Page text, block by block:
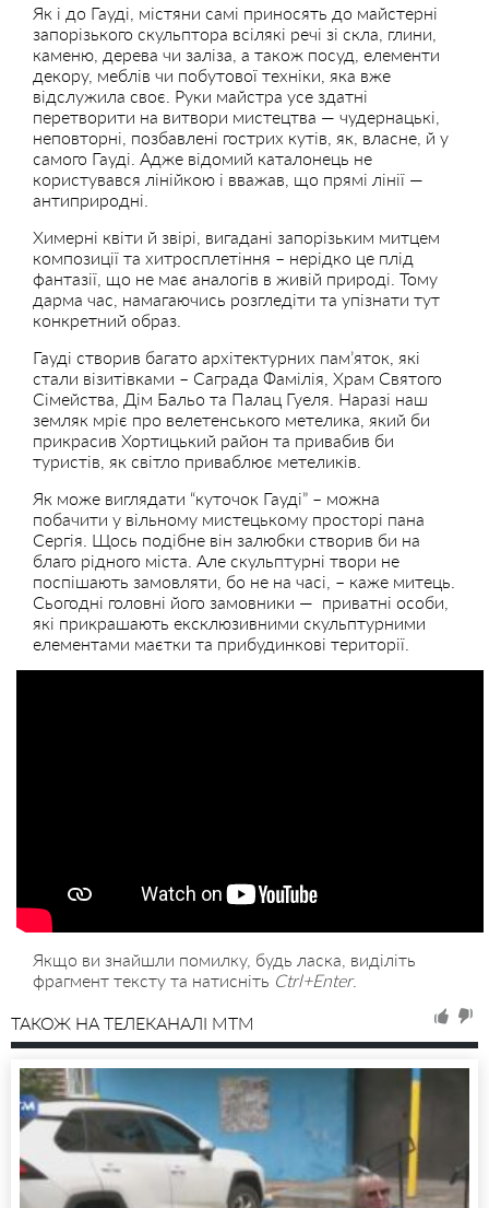
Як і до Гауді, містяни самі приносять до майстерні
запорізького скульптора всілякі речі зі скла, глини,
каменю, дерева чи заліза, а також посуд, елементи
декору, меблів чи побутової техніки, яка вже
відслужила своє. Руки майстра усе здатні
перетворити на витвори мистецтва — чудернацькі,
неповторні, позбавлені гострих кутів, як, власне, й у
самого Гауді. Адже відомий каталонець не
користувався лінійкою і вважав, що прямі лінії —
антиприродні.
Химерні квіти й звірі, вигадані запорізьким митцем
композиції та хитросплетіння – нерідко це плід
фантазії, що не має аналогів в живій природі. Тому
дарма час, намагаючись розгледіти та упізнати тут
конкретний образ.
Гауді створив багато архітектурних пам’яток, які
стали візитівками – Саграда Фамілія, Храм Святого
Сімейства, Дім Бальо та Палац Гуеля. Наразі наш
земляк мріє про велетенського метелика, який би
прикрасив Хортицький район та привабив би
туристів, як світло приваблює метеликів.
Як може виглядати “куточок Гауді” – можна
побачити у вільному мистецькому просторі пана
Сергія. Щось подібне він залюбки створив би на
благо рідного міста. Але скульптурні твори не
поспішають замовляти, бо не на часі, – каже митець.
Сьогодні головні його замовники — приватні особи,
які прикрашають ексклюзивними скульптурними
елементами маєтки та прибудинкові території.
Якщо ви знайшли помилку, будь ласка, виділіть
фрагмент тексту та натисніть Ctrl+Enter.
ТАКОЖ НА ТЕЛЕКАНАЛІ MTM